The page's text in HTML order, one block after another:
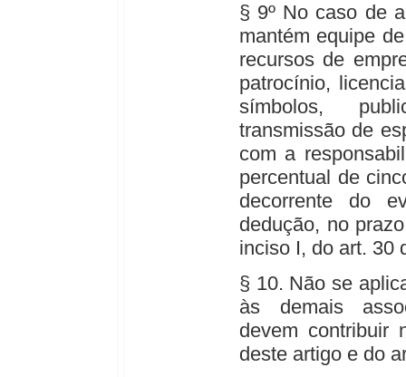
§ 9º No caso de
mantém equipe
recursos de
patrocínio,
símbolos,
transmissão de
com a
percentual de
decorrente do
dedução, no
inciso I, do art. 30
§ 10. Não se
às demais
devem
deste artigo e do